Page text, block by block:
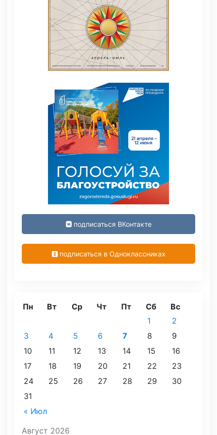
подписаться ВКонтакте
подписаться в Одноклассниках
Август 2026
Пн Вт Ср Чт Пт Сб Вс
« Июл
1
2
3
4 5 6 7 8
9
10
11 12 13 14 15
16
17
18 19 20 21 22
23
24
25 26 27 28 29
30
31